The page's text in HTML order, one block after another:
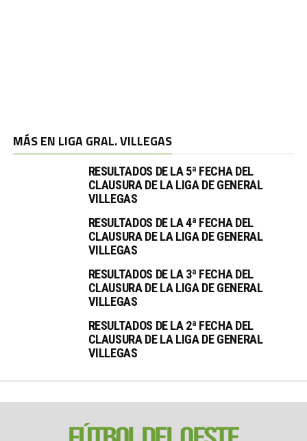
MÁS EN LIGA GRAL. VILLEGAS
RESULTADOS DE LA 5ª FECHA DEL
CLAUSURA DE LA LIGA DE GENERAL
VILLEGAS
RESULTADOS DE LA 4ª FECHA DEL
CLAUSURA DE LA LIGA DE GENERAL
VILLEGAS
RESULTADOS DE LA 3ª FECHA DEL
CLAUSURA DE LA LIGA DE GENERAL
VILLEGAS
RESULTADOS DE LA 2ª FECHA DEL
CLAUSURA DE LA LIGA DE GENERAL
VILLEGAS